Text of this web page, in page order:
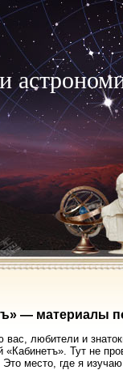
— материалы
вас, любители и
«Кабинетъ». Тут не
Это место, где я